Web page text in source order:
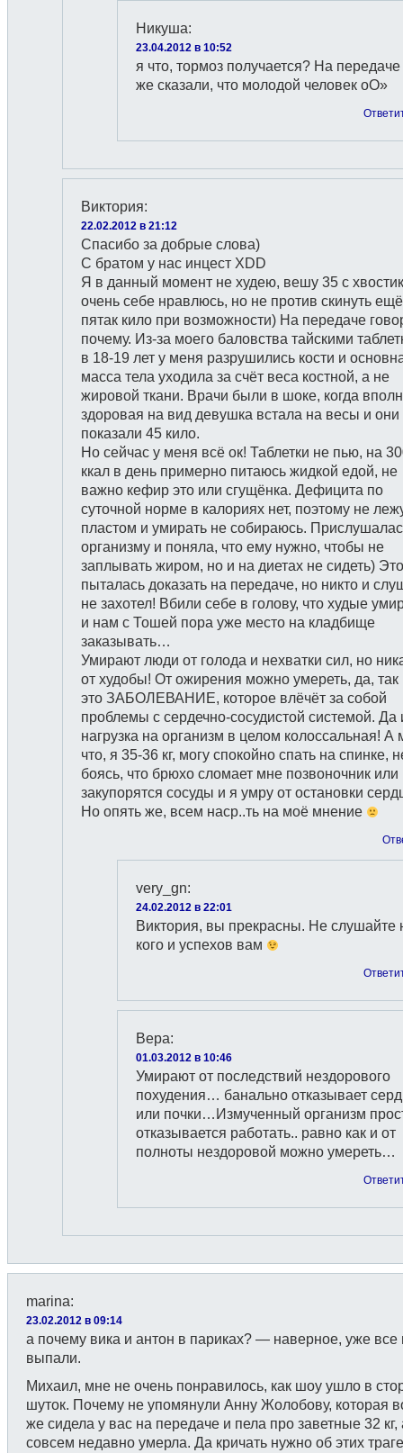
Никуша:
23.04.2012 в 10:52
я что, тормоз получается? На передаче
же сказали, что молодой человек оО»
Виктория:
22.02.2012 в 21:12
Cпасибо за добрые слова)
С братом у нас инцест XDD
Я в данный момент не худею, вешу 35 с
очень себе нравлюсь, но не против скинуть ещё
пятак кило при возможности) На передаче
почему. Из-за моего баловства тайскими
в 18-19 лет у меня разрушились кости и
масса тела уходила за счёт веса костной, а не
жировой ткани. Врачи были в шоке, когда
здоровая на вид девушка встала на весы и они
показали 45 кило.
Но сейчас у меня всё ок! Таблетки не пью, на
ккал в день примерно питаюсь жидкой едой, не
важно кефир это или сгущёнка. Дефицита по
суточной норме в калориях нет, поэтому не
пластом и умирать не собираюсь.
организму и поняла, что ему нужно, чтобы не
заплывать жиром, но и на диетах не сидеть)
пыталась доказать на передаче, но никто и
не захотел! Вбили себе в голову, что худые
и нам с Тошей пора уже место на кладбище
заказывать…
Умирают люди от голода и нехватки сил, но
от худобы! От ожирения можно умереть, да, так
это ЗАБОЛЕВАНИЕ, которое влёчёт за собой
проблемы с сердечно-сосудистой системой. Да
нагрузка на организм в целом колоссальная! А
что, я 35-36 кг, могу спокойно спать на спинке,
боясь, что брюхо сломает мне позвоночник или
закупорятся сосуды и я умру от остановки
Но опять же, всем наср..ть на моё мнение
very_gn:
24.02.2012 в 22:01
Виктория, вы прекрасны. Не слушайте
кого и успехов вам
Вера:
01.03.2012 в 10:46
Умирают от последствий нездорового
похудения… банально отказывает
или почки…Измученный организм
отказывается работать.. равно как и от
полноты нездоровой можно умереть…
marina:
23.02.2012 в 09:14
а почему вика и антон в париках? — наверное, уже все
выпали.
Михаил, мне не очень понравилось, как шоу ушло в
шуток. Почему не упомянули Анну Жолобову, которая
же сидела у вас на передаче и пела про заветные 32 кг,
совсем недавно умерла. Да кричать нужно об этих